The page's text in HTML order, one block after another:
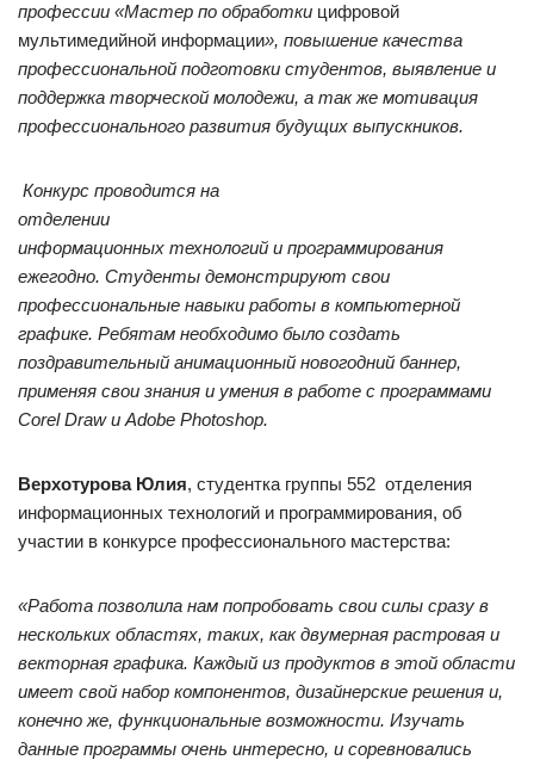
профессии «Мастер по обработки цифровой
мультимедийной информации», повышение качества
профессиональной подготовки студентов, выявление и
поддержка творческой молодежи, а так же мотивация
профессионального развития будущих выпускников.
Конкурс проводится на
отделении
информационных технологий и программирования
ежегодно. Студенты демонстрируют свои
профессиональные навыки работы в компьютерной
графике. Ребятам необходимо было создать
поздравительный анимационный новогодний баннер,
применяя свои знания и умения в работе с программами
Corel Drawи Adobe Photoshop.
Верхотурова Юлия, студентка группы 552 отделения
информационных технологий и программирования, об
участии в конкурсе профессионального мастерства:
«Работа позволила нам попробовать свои силы сразу в
нескольких областях, таких, как двумерная растровая и
векторная графика. Каждый из продуктов в этой области
имеет свой набор компонентов, дизайнерские решения и,
конечно же, функциональные возможности. Изучать
данные программы очень интересно, и соревновались